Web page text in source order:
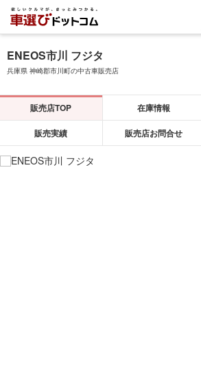
ENEOS市川 フジタ
兵庫県 神崎郡市川町の中古車販売店
販売店TOP 在庫情報
販売実績 販売店お問合せ